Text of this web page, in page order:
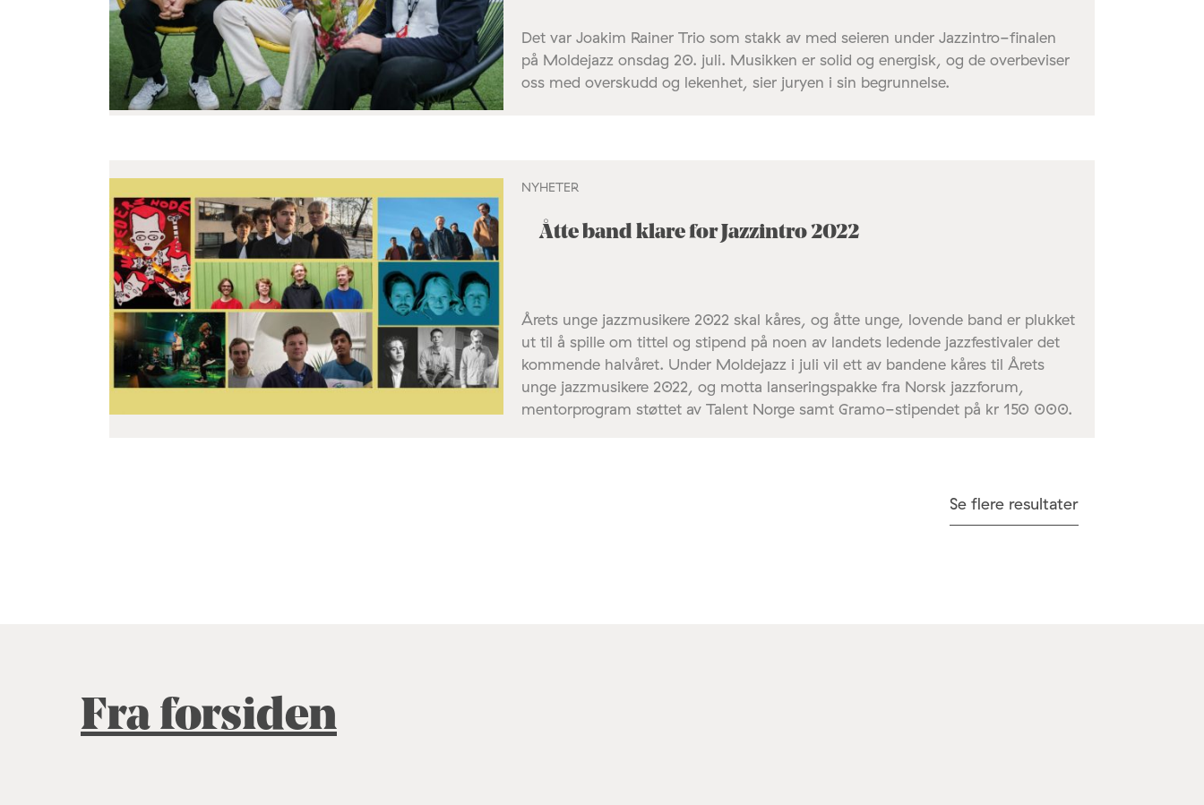
Det var Joakim Rainer Trio som stakk av med seieren under Jazzintro-finalen
på Moldejazz onsdag 20. juli. Musikken er solid og energisk, og de overbeviser
oss med overskudd og lekenhet, sier juryen i sin begrunnelse.
NYHETER
Åtte band klare for Jazzintro 2022
Årets unge jazzmusikere 2022 skal kåres, og åtte unge, lovende band er plukket
ut til å spille om tittel og stipend på noen av landets ledende jazzfestivaler det
kommende halvåret. Under Moldejazz i juli vil ett av bandene kåres til Årets
unge jazzmusikere 2022, og motta lanseringspakke fra Norsk jazzforum,
mentorprogram støttet av Talent Norge samt Gramo-stipendet på kr 150 000.
Se flere resultater
Fra forsiden